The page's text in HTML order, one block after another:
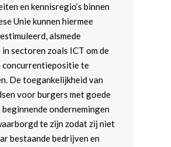
en kennisregio’s binnen
Unie kunnen hiermee
alsmede
sectoren zoals ICT om de
concurrentiepositie te
De toegankelijkheid van
voor burgers met goede
beginnende ondernemingen
te zijn zodat zij niet
bestaande bedrijven en